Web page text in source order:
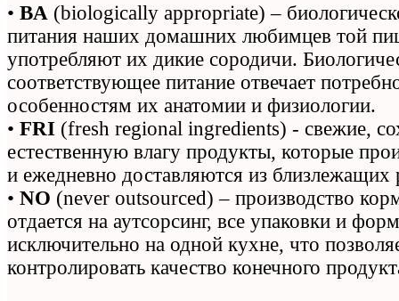
• BA (biologically appropriate) –
питания наших домашних любимцев той
употребляют их дикие сородичи.
соответствующее питание отвечает
особенностям их анатомии и физиологии.
• FRI (fresh regional ingredients) - свежие,
естественную влагу продукты, которые
и ежедневно доставляются из близлежащих
• NO (never outsourced) – производство
отдается на аутсорсинг, все упаковки и
исключительно на одной кухне, что
контролировать качество конечного